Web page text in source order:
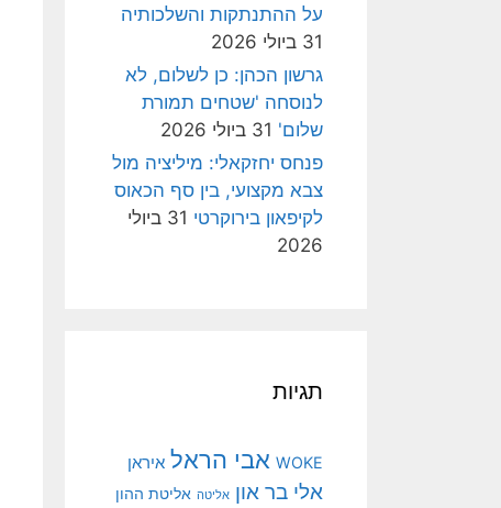
על ההתנתקות והשלכותיה
31 ביולי 2026
גרשון הכהן: כן לשלום, לא
לנוסחה 'שטחים תמורת
שלום' 31 ביולי 2026
פנחס יחזקאלי: מיליציה מול
צבא מקצועי, בין סף הכאוס
לקיפאון בירוקרטי
31 ביולי
2026
תגיות
WOKE אבי הראל איראן
אלי בר און אליטה אליטת ההון